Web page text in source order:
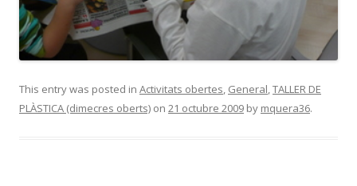
This entry was posted in Activitats obertes, General,TALLER DE
PLÀSTICA (dimecres oberts) on 21 octubre 2009 by mquera36.